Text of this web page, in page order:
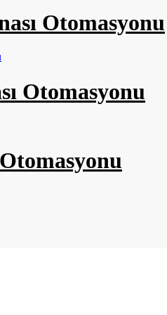
Otomasyonu
Otomasyonu